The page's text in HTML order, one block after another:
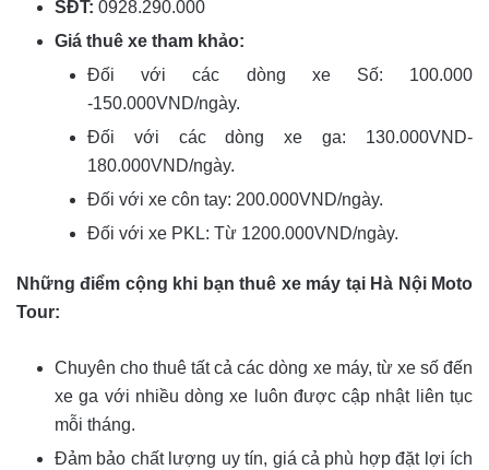
SĐT: 0928.290.000
Giá thuê xe tham khảo:
Đối với các dòng xe Số: 100.000
-150.000VND/ngày.
Đối với các dòng xe ga: 130.000VND-
180.000VND/ngày.
Đối với xe côn tay: 200.000VND/ngày.
Đối với xe PKL: Từ 1200.000VND/ngày.
Những điểm cộng khi bạn thuê xe máy tại Hà Nội Moto
Tour:
Chuyên cho thuê tất cả các dòng xe máy, từ xe số đến
xe ga với nhiều dòng xe luôn được cập nhật liên tục
mỗi tháng.
Đảm bảo chất lượng uy tín, giá cả phù hợp đặt lợi ích